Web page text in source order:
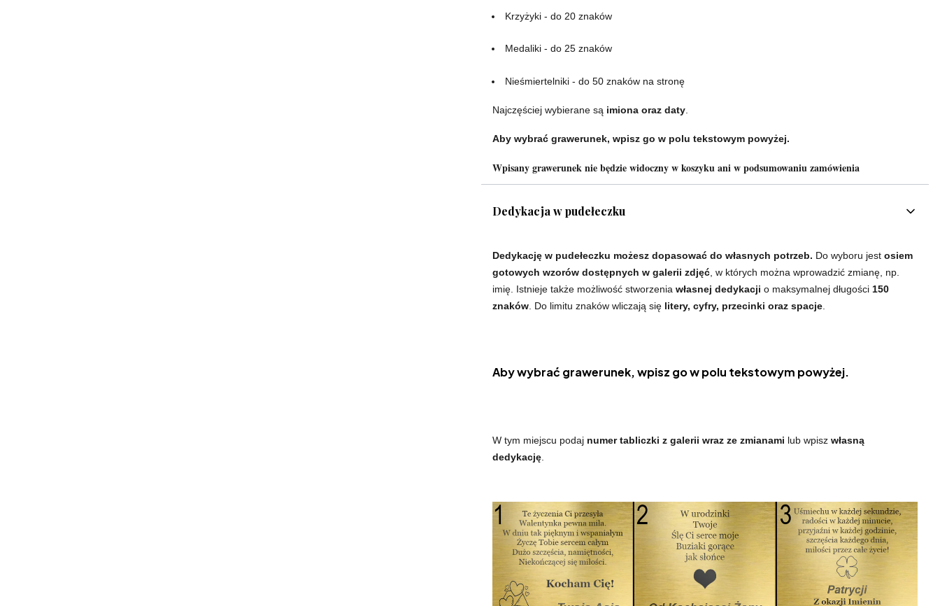
Krzyżyki - do 20 znaków
Medaliki - do 25 znaków
Nieśmiertelniki - do 50 znaków na stronę
Najczęściej wybierane są imiona oraz daty
Aby wybrać grawerunek, wpisz go w polu tekstowym powyżej.
Wpisany grawerunek nie będzie widoczny w koszyku ani w podsumowaniu zamówienia
Dedykacja w pudełeczku
Dedykację w pudełeczku możesz dopasować do własnych potrzeb. Do wyboru jest osiem
gotowych wzorów dostępnych w galerii zdjęć , w których można wprowadzić zmianę, np.
imię. Istnieje także możliwość stworzenia własnej dedykacji o maksymalnej długości 150
znaków . Do limitu znaków wliczają się litery, cyfry, przecinki oraz spacje
Aby wybrać grawerunek, wpisz go w polu tekstowym powyżej.
W tym miejscu podaj numer tabliczki z galerii wraz ze zmianami lub wpisz własną
dedykację